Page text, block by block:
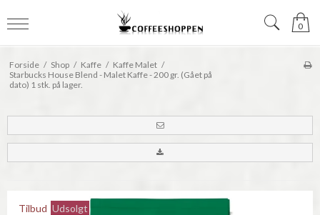
0
Forside / Shop / Kaffe / Kaffe Malet /
Starbucks House Blend - Malet Kaffe - 200 gr. (Gået på
dato) 1 stk. på lager.
Tilbud Udsolgt